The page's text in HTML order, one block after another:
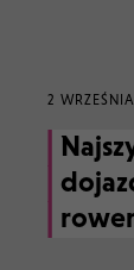
2